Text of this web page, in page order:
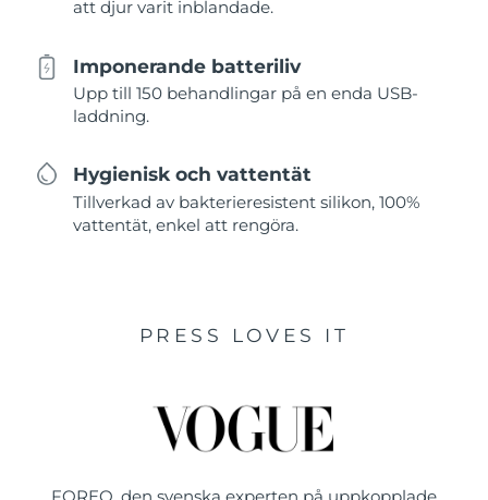
att djur varit inblandade.
Imponerande batteriliv
Upp till 150 behandlingar på en enda USB-
laddning.
Hygienisk och vattentät
Tillverkad av bakterieresistent silikon, 100%
vattentät, enkel att rengöra.
PRESS LOVES IT